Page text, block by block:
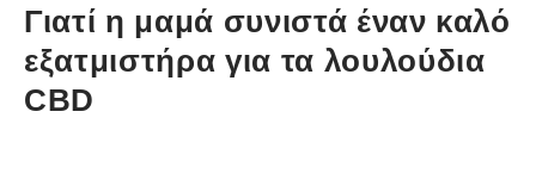
Γιατί η μαμά συνιστά έναν καλό
εξατμιστήρα για τα λουλούδια
CBD